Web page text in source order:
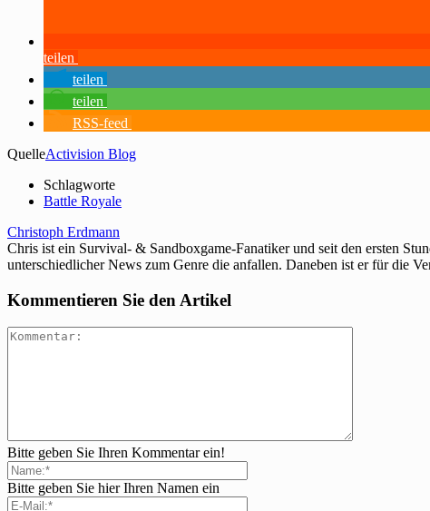
teilen
teilen
teilen
RSS-feed
QuelleActivision Blog
Schlagworte
Battle Royale
Christoph Erdmann
Chris ist ein Survival- & Sandboxgame-Fanatiker und seit den ersten
unterschiedlicher News zum Genre die anfallen. Daneben ist er für die
Kommentieren Sie den Artikel
Bitte geben Sie Ihren Kommentar ein!
Bitte geben Sie hier Ihren Namen ein